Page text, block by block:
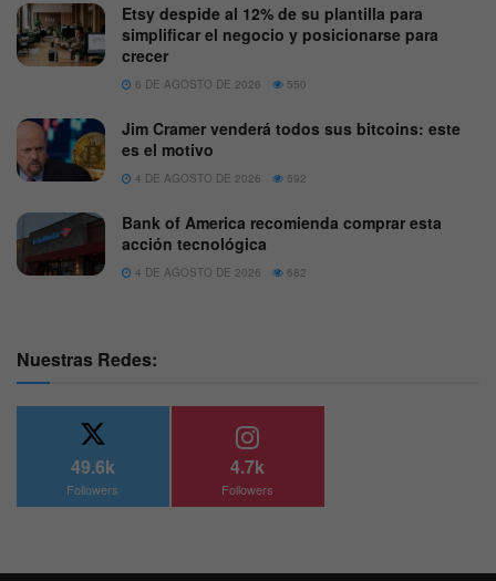
Etsy despide al 12% de su plantilla para
simplificar el negocio y posicionarse para
crecer
6 DE AGOSTO DE 2026 550
Jim Cramer venderá todos sus bitcoins: este
es el motivo
4 DE AGOSTO DE 2026 592
Bank of America recomienda comprar esta
acción tecnológica
4 DE AGOSTO DE 2026 682
Nuestras Redes:
49.6k
Followers
4.7k
Followers